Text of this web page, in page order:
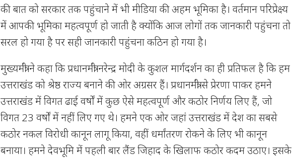
की बात को सरकार तक पहुंचाने में भी मीडिया की अहम भूमिका है। वर्तमान परिप्रेक्ष्य
में आपकी भूमिका महत्वपूर्ण हो जाती है क्योंकि आज लोगों तक जानकारी पहुंचना तो
सरल हो गया है पर सही जानकारी पहुंचना कठिन हो गया है।
मुख्यमंत्री ने कहा कि प्रधानमंत्री नरेन्द्र मोदी के कुशल मार्गदर्शन का ही प्रतिफल है कि हम
उत्तराखंड को श्रेष्ठ राज्य बनाने की ओर अग्रसर हैं। प्रधानमंत्री से प्रेरणा पाकर हमने
उत्तराखंड में विगत ढाई वर्षों में कुछ ऐसे महत्वपूर्ण और कठोर निर्णय लिए हैं, जो
विगत 23 वर्षों में नहीं लिए गए थे। हमने एक ओर जहां उत्तराखंड में देश का सबसे
कठोर नकल विरोधी कानून लागू किया, वहीं धर्मांतरण रोकने के लिए भी कानून
बनाया। हमने देवभूमि में पहली बार लैंड जिहाद के खिलाफ कठोर कदम उठाए। इसके